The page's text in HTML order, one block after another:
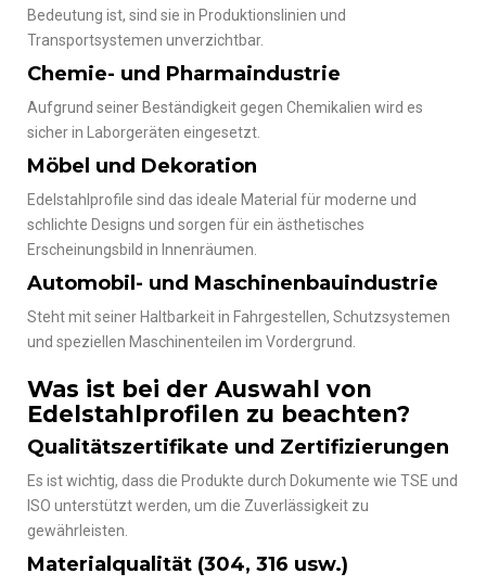
Bedeutung ist, sind sie in Produktionslinien und
Transportsystemen unverzichtbar.
Chemie- und Pharmaindustrie
Aufgrund seiner Beständigkeit gegen Chemikalien wird es
sicher in Laborgeräten eingesetzt.
Möbel und Dekoration
Edelstahlprofile sind das ideale Material für moderne und
schlichte Designs und sorgen für ein ästhetisches
Erscheinungsbild in Innenräumen.
Automobil- und Maschinenbauindustrie
Steht mit seiner Haltbarkeit in Fahrgestellen, Schutzsystemen
und speziellen Maschinenteilen im Vordergrund.
Was ist bei der Auswahl von
Edelstahlprofilen zu beachten?
Qualitätszertifikate und Zertifizierungen
Es ist wichtig, dass die Produkte durch Dokumente wie TSE und
ISO unterstützt werden, um die Zuverlässigkeit zu
gewährleisten.
Materialqualität (304, 316 usw.)